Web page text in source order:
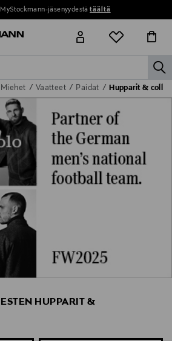
MyStockmann-jäsenyydestätäältä
MIEHET LAPSET KOTI
Miehet Vaatteet Paidat Hupparit &
HUPPARIT &